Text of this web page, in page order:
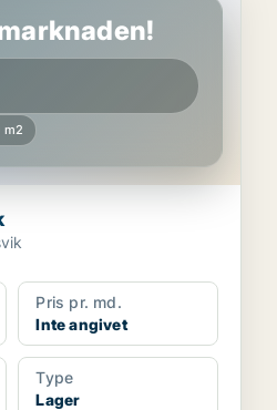
m2
Pris pr. md.
Inte angivet
Type
Lager